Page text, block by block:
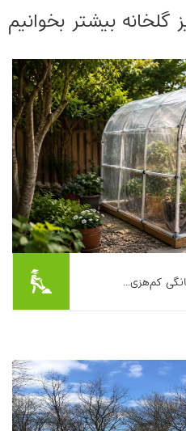
بیشتر بخوانیم
سبزی تازه، نشاءهای قوی یا چند
...
کم‌هزی...